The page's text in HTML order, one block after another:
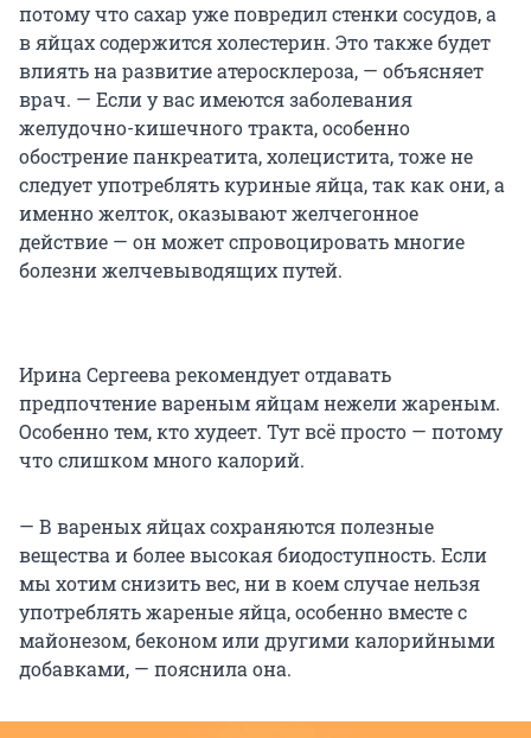
потому что сахар уже повредил стенки сосудов, а
в яйцах содержится холестерин. Это также будет
влиять на развитие атеросклероза, — объясняет
врач. — Если у вас имеются заболевания
желудочно-кишечного тракта, особенно
обострение панкреатита, холецистита, тоже не
следует употреблять куриные яйца, так как они, а
именно желток, оказывают желчегонное
действие — он может спровоцировать многие
болезни желчевыводящих путей.
Ирина Сергеева рекомендует отдавать
предпочтение вареным яйцам нежели жареным.
Особенно тем, кто худеет. Тут всё просто — потому
что слишком много калорий.
— В вареных яйцах сохраняются полезные
вещества и более высокая биодоступность. Если
мы хотим снизить вес, ни в коем случае нельзя
употреблять жареные яйца, особенно вместе с
майонезом, беконом или другими калорийными
добавками, — пояснила она.